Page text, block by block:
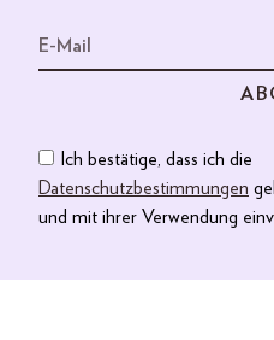
Ich bestätige, dass ich die
Datenschutzbestimmungen
und mit ihrer Verwendung